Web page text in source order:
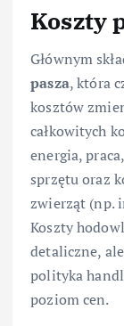
Koszty
Głównym
pasza, która
kosztów
całkowitych
energia,
sprzętu oraz
zwierząt (np.
Koszty
detaliczne,
polityka
poziom cen.